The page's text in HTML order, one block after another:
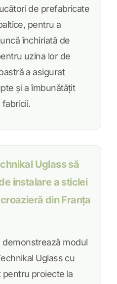
de prefabricate
pentru a
închiriată de
uzina lor de
a asigurat
și a îmbunătățit
Uglass să
instalare a sticlei
din Franța
modul
Uglass cu
pentru proiecte la